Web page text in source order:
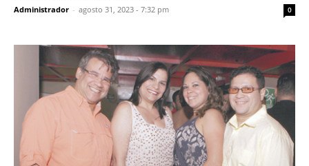
Administrador - agosto 31, 2023 - 7:32 pm 0